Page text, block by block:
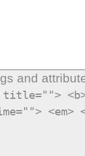
and
title="">